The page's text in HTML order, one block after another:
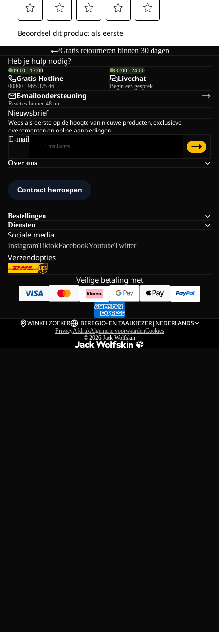
Gratis retourneren binnen 30 dagen
Over ons
Bestellingen
Diensten
Sociale media
InstagramTiktokFacebookYoutubeTwitter
Verzendopties
Heb je hulp nodig?
09:00 - 17:00
Gratis Hotline
00800 - 965 375 46
00:00 - 24:00
Livechat
Begin een gesprek
E-mailondersteuning
Reacties binnen 48 uur
Nieuwsbrief
Wees als eerste op de hoogte van nieuwe producten, exclusieve
evenementen en online aanbiedingen
E-mail
Veilige betaling met
WINKELZOEKER BEREGIO- EN TAALKIEZER| NEDERLANDS
PrivacyAfdrukAlgemene voorwaardenCookies
© 2026 Jack Wolfskin